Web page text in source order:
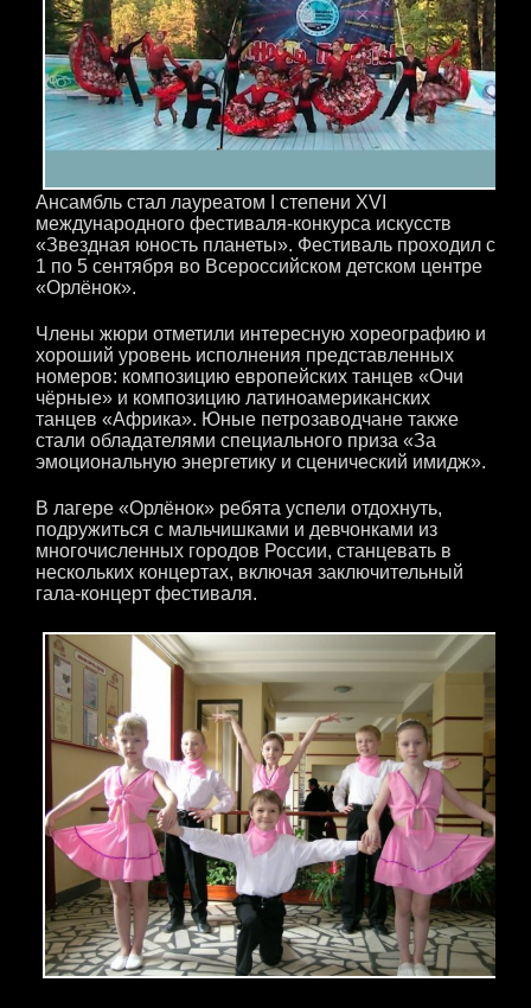
Ансамбль стал лауреатом I степени XVI
международного фестиваля-конкурса искусств
«Звездная юность планеты». Фестиваль проходил с
1 по 5 сентября во Всероссийском детском центре
«Орлёнок».
Члены жюри отметили интересную хореографию и
хороший уровень исполнения представленных
номеров: композицию европейских танцев «Очи
чёрные» и композицию латиноамериканских
танцев «Африка». Юные петрозаводчане также
стали обладателями специального приза «За
эмоциональную энергетику и сценический имидж».
В лагере «Орлёнок» ребята успели отдохнуть,
подружиться с мальчишками и девчонками из
многочисленных городов России, станцевать в
нескольких концертах, включая заключительный
гала-концерт фестиваля.